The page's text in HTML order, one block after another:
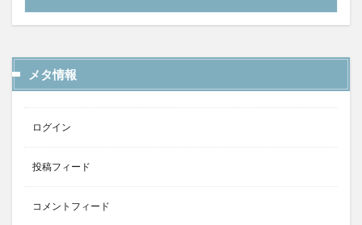
メタ情報
ログイン
投稿フィード
コメントフィード